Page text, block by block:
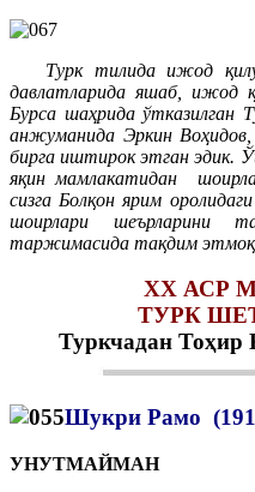
Турк тилида ижод
давлатларида яшаб, ижод
Бурса шаҳрида ўтказилган
анжуманида Эркин
бирга иштирок этган эдик.
яқин мамлакатидан
сизга Болқон ярим
шоирлари шеърларини
таржимасида тақдим
ХХ АСР
ТУРК
Туркчадан Тоҳир
Шукри Рамо
УНУТМАЙМАН